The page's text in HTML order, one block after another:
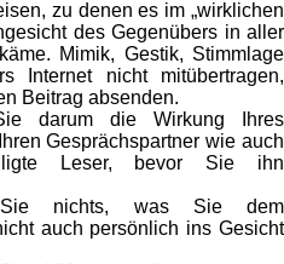
zu denen es im „wirklichen
des Gegenübers in aller
Mimik, Gestik, Stimmlage
Internet nicht mitübertragen,
Beitrag absenden.
darum die Wirkung Ihres
Gesprächspartner wie auch
Leser, bevor Sie ihn
Sie nichts, was Sie dem
auch persönlich ins Gesicht